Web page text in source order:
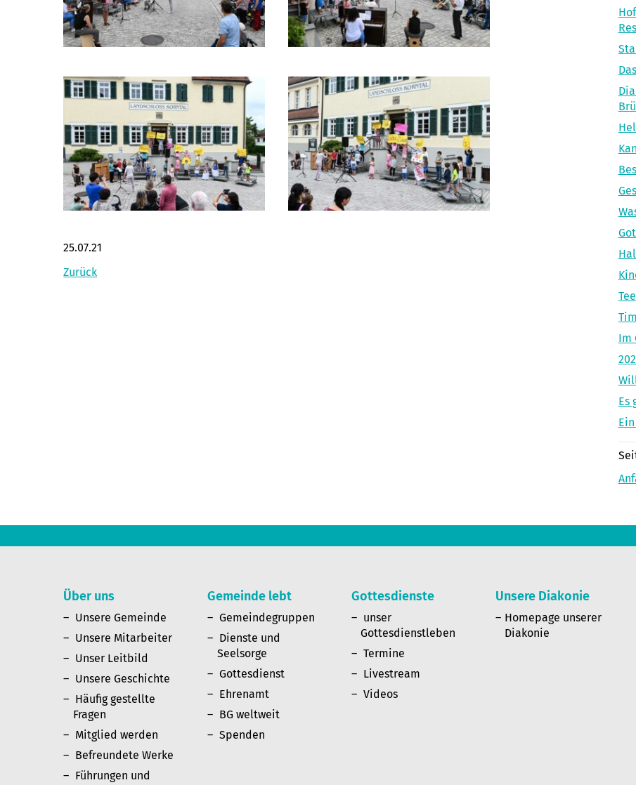
25.07.21
Zurück
Im
Es
Über uns
Unsere Gemeinde
Unsere Mitarbeiter
Unser Leitbild
Unsere Geschichte
Häufig gestellte
Fragen
Mitglied werden
Befreundete Werke
Führungen und
Gemeinde lebt
Gemeindegruppen
Dienste und
Seelsorge
Gottesdienst
Ehrenamt
BG weltweit
Spenden
Gottesdienste
unser
Gottesdienstleben
Termine
Livestream
Videos
Unsere Diakonie
Homepage unserer
Diakonie